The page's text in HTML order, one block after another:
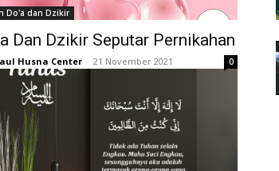
Do'a dan Dzikir
Dan Dzikir Seputar Pernikahan
Husna Center - 21 November 2021 0